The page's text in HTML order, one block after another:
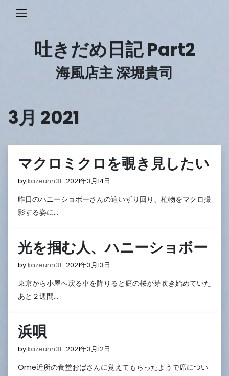
吐きだめ日記 Part2
海風店主 深堀貴司
3月 2021
マクロミクロを覗き見したい
bykazeumi31 2021年3月14日
3
昨日のハニーショボーさんの這いずり回り、植物をマクロ撮
影する姿に…
光を掴む人、ハニーショボー
bykazeumi31 2021年3月13日
3
東京から小屋へ戻る車を降りると庭の桜が芽吹き始めていた
あと２週間…
浜唄
bykazeumi31 2021年3月12日
3
Ome近所の食堂おばさんに覚えてもらったようで席につい